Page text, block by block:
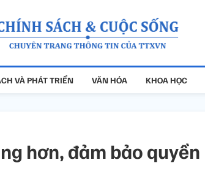
VÀ PHÁT TRIỂN VĂN HÓA KHOA HỌC
hơn, đảm bảo quyền